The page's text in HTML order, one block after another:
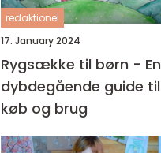
redaktionel
17. January 2024
Rygsække til børn - En
dybdegående guide til
køb og brug